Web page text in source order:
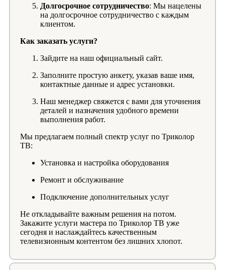
Долгосрочное сотрудничество: Мы нацелены
на долгосрочное сотрудничество с каждым
клиентом.
Как заказать услуги?
Зайдите на наш официальный сайт.
Заполните простую анкету, указав ваше имя,
контактные данные и адрес установки.
Наш менеджер свяжется с вами для уточнения
деталей и назначения удобного времени
выполнения работ.
Мы предлагаем полный спектр услуг по Триколор
ТВ:
Установка и настройка оборудования
Ремонт и обслуживание
Подключение дополнительных услуг
Не откладывайте важным решения на потом.
Закажите услуги мастера по Триколор ТВ уже
сегодня и наслаждайтесь качественным
телевизионным контентом без лишних хлопот.